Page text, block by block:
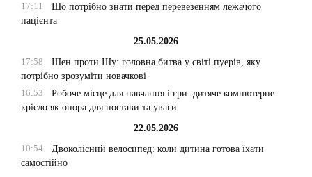
17:11
Що потрібно знати перед перевезенням лежачого
пацієнта
25.05.2026
17:58
Шен проти Шу: головна битва у світі пуерів, яку
потрібно зрозуміти новачкові
16:53
Робоче місце для навчання і гри: дитяче компютерне
крісло як опора для постави та уваги
22.05.2026
10:54
Двоколісний велосипед: коли дитина готова їхати
самостійно